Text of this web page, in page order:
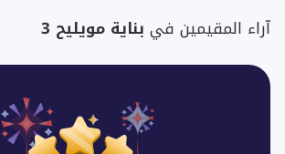
آراء المقيمين في بناية مويليح 3